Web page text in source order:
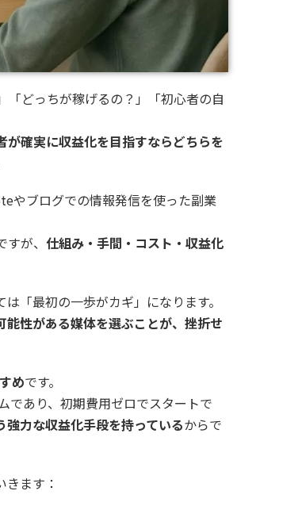
「どっちが稼げるの？」「初心者の自
が確実に収益化を目指すならどちらを
やブログでの情報発信を使った副業
が、 仕組み・手間・コスト・収益化
「最初の一歩がカギ」になります。
性がある媒体を選ぶことが、挫折せ
めです。
であり、初期費用ゼロでスタートで
力な収益化手段を持っているからで
ます：